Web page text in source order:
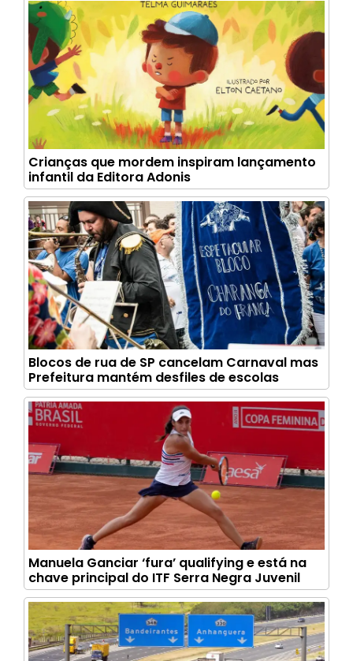
Crianças que mordem inspiram lançamento
infantil da Editora Adonis
Blocos de rua de SP cancelam Carnaval mas
Prefeitura mantém desfiles de escolas
Manuela Ganciar ‘fura’ qualifying e está na
chave principal do ITF Serra Negra Juvenil